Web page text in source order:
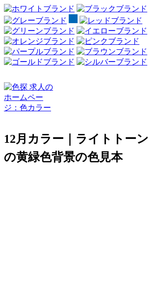
12月カラー｜ライトトーン
の黄緑色背景の色見本